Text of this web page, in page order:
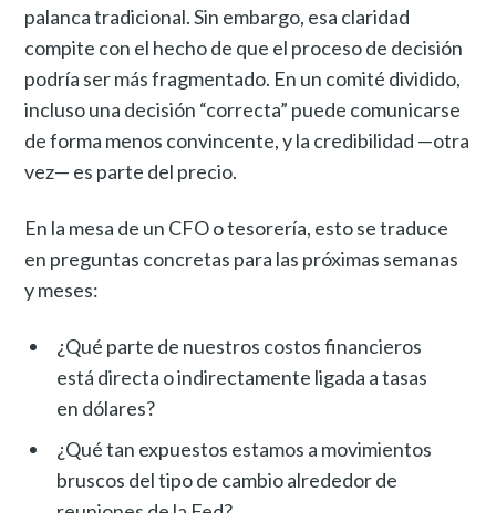
palanca tradicional. Sin embargo, esa claridad
compite con el hecho de que el proceso de decisión
podría ser más fragmentado. En un comité dividido,
incluso una decisión “correcta” puede comunicarse
de forma menos convincente, y la credibilidad —otra
vez— es parte del precio.
En la mesa de un CFO o tesorería, esto se traduce
en preguntas concretas para las próximas semanas
y meses:
¿Qué parte de nuestros costos financieros
está directa o indirectamente ligada a tasas
en dólares?
¿Qué tan expuestos estamos a movimientos
bruscos del tipo de cambio alrededor de